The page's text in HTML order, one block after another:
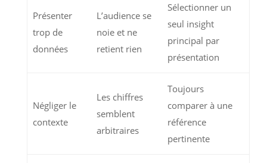
Présenter
trop de
données
L’audience se
noie et ne
retient rien
Sélectionner un
seul insight
principal par
présentation
Négliger le
contexte
Les chiffres
semblent
arbitraires
Toujours
comparer à une
référence
pertinente